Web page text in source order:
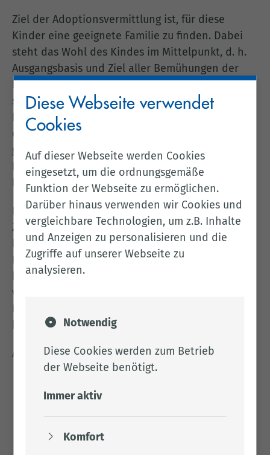
Ziel der Adoptionsvermittlung ist, für diese
Kinder eine geeignete Familie zu finden. Dabei
steht das Wohl des Kindes im Mittelpunkt, d. h.
Ausgangsbasis und Ziel aller Bemühungen der
Fachkräfte in den Adoptionsvermittlungsstellen
sind das Kind und die Wahrung seiner
Bedürfnisse. Aufgabe der Vermittlungsstelle ist
es, die Kinder zu den für sie am besten
geeigneten Adoptionsbewerbern zu vermitteln.
Die Adoptionsbewerber haben keinen
Rechtsanspruch auf Vermittlung eines Kindes.
Die Adoption soll dem Kind Geborgenheit und
Zuwendung unter Achtung der eigenen
Biographie in einer neuen Familie geben. Seine
Lebensbedingungen sollen sich im Vergleich zur
bisherigen Situation durch die Annahme so
verbessern, dass eine stabile und positive
Persönlichkeitsentwicklung erwartet werden
Aufgaben der Adoptionsvermittlungsstelle:
Adoption freigeben möchten
Beratung und Vorbereitung von Paaren, die
ein Kind zur Adoption aufnehmen möchten
Diese Webseite verwendet
Cookies
Auf dieser Webseite werden Cookies
eingesetzt, um die ordnungsgemäße
Funktion der Webseite zu ermöglichen.
Darüber hinaus verwenden wir Cookies und
vergleichbare Technologien, um z.B. Inhalte
und Anzeigen zu personalisieren und die
Zugriffe auf unserer Webseite zu
analysieren.
Notwendig
Diese Cookies werden zum Betrieb
der Webseite benötigt.
Immer aktiv
Komfort